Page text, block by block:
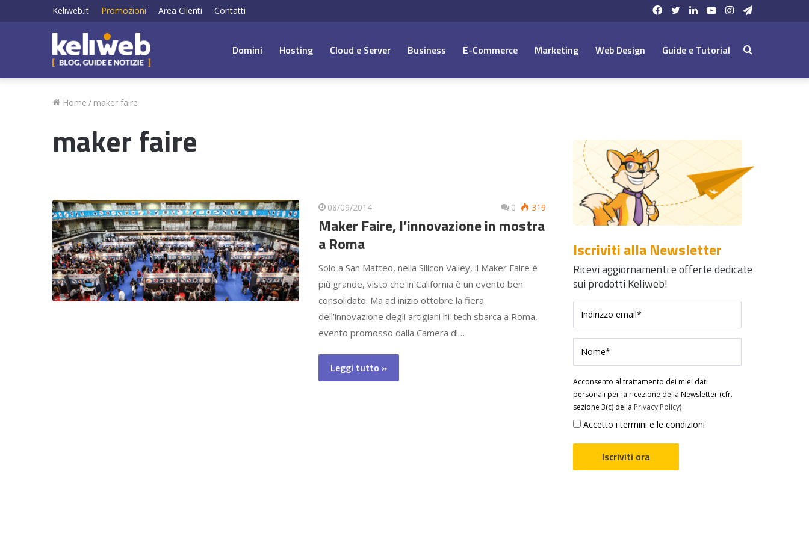
Keliweb.it Promozioni Area Clienti Contatti Telegram
Instagram
YouTube
LinkedIn
Twitter
Facebook
Domini Hosting Cloud e Server Business E-Commerce Marketing Web Design Guide e Tutorial Cerca:
Home / maker faire
maker faire
08/09/2014 0 319
Maker Faire, l’innovazione in mostra
a Roma
Solo a San Matteo, nella Silicon Valley, il Maker Faire è
più grande, visto che in California è un evento ben
consolidato. Ma ad inizio ottobre la fiera
dell’innovazione degli artigiani hi-tech sbarca a Roma,
evento promosso dalla Camera di…
Leggi tutto »
Iscriviti alla Newsletter
Ricevi aggiornamenti e offerte dedicate
sui prodotti Keliweb!
Acconsento al trattamento dei miei dati
personali per la ricezione della Newsletter (cfr.
sezione 3(c) della Privacy Policy)
Accetto i termini e le condizioni